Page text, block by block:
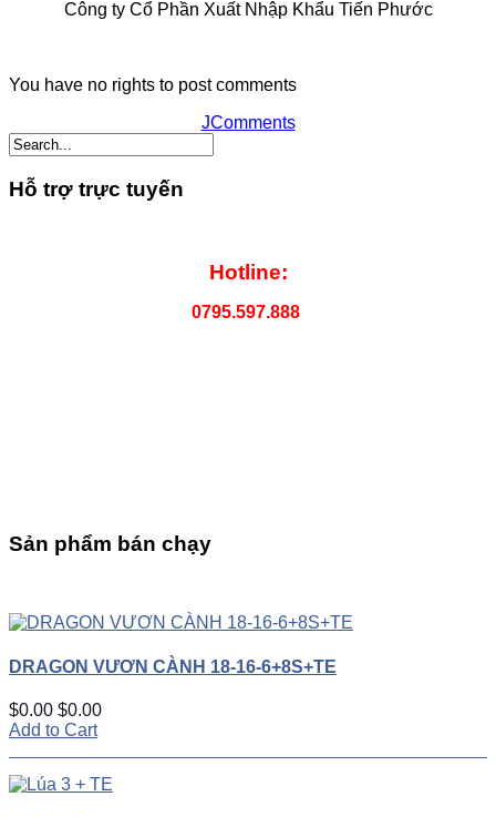
Công ty Cổ Phần Xuất Nhập Khẩu Tiến Phước
You have no rights to post comments
JComments
Hỗ trợ trực tuyến
Hotline:
0795.597.888
Sản phẩm bán chạy
DRAGON VƯƠN CÀNH 18-16-6+8S+TE
$0.00 $0.00
Add to Cart